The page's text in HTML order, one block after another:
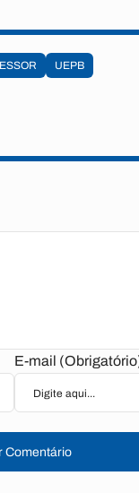
UEPB
E-mail
Comentário